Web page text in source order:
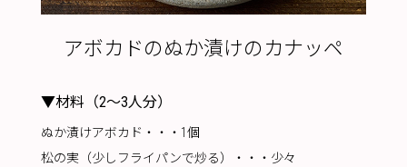
アボカドのぬか漬けのカナッペ
▼材料（2～3人分）
ぬか漬けアボカド・・・1個
松の実（少しフライパンで炒る）・・・少々